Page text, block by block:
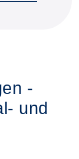
-
und